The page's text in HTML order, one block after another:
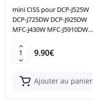
mini CISS pour DCP-J525W
DCP-J725DW DCP-J925DW
MFC-J430W MFC-J5910DW
9.90€
Ajouter au panier